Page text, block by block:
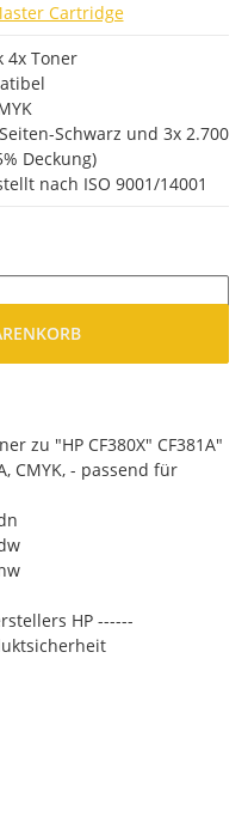
Cartridge
4x Toner
Schwarz und 3x 2.700
Deckung)
nach ISO 9001/14001
zu "HP CF380X" CF381A"
CMYK, - passend für
HP ------